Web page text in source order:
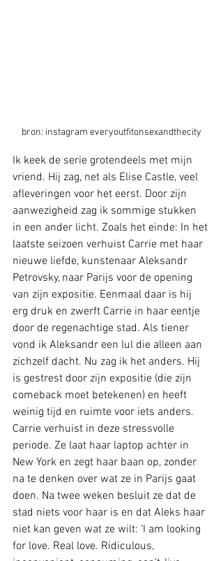
bron: instagram everyoutfitonsexandthecity
Ik keek de serie grotendeels met mijn
vriend. Hij zag, net als Elise Castle, veel
afleveringen voor het eerst. Door zijn
aanwezigheid zag ik sommige stukken
in een ander licht. Zoals het einde: In het
laatste seizoen verhuist Carrie met haar
nieuwe liefde, kunstenaar Aleksandr
Petrovsky, naar Parijs voor de opening
van zijn expositie. Eenmaal daar is hij
erg druk en zwerft Carrie in haar eentje
door de regenachtige stad. Als tiener
vond ik Aleksandr een lul die alleen aan
zichzelf dacht. Nu zag ik het anders. Hij
is gestrest door zijn expositie (die zijn
comeback moet betekenen) en heeft
weinig tijd en ruimte voor iets anders.
Carrie verhuist in deze stressvolle
periode. Ze laat haar laptop achter in
New York en zegt haar baan op, zonder
na te denken over wat ze in Parijs gaat
doen. Na twee weken besluit ze dat de
stad niets voor haar is en dat Aleks haar
niet kan geven wat ze wilt: ‘I am looking
for love. Real love. Ridiculous,